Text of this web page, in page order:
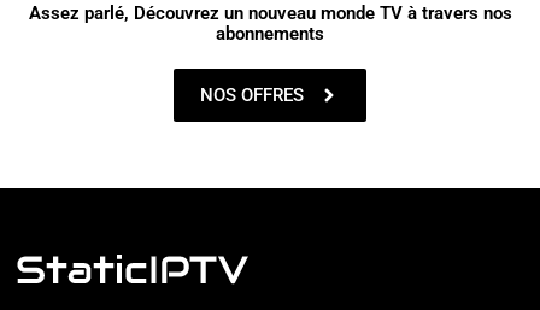
Assez parlé, Découvrez un nouveau monde TV à travers nos
abonnements
NOS OFFRES